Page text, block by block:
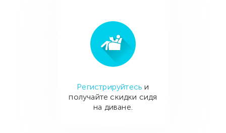
Регистрируйтесь и
получайте скидки сидя
на диване.